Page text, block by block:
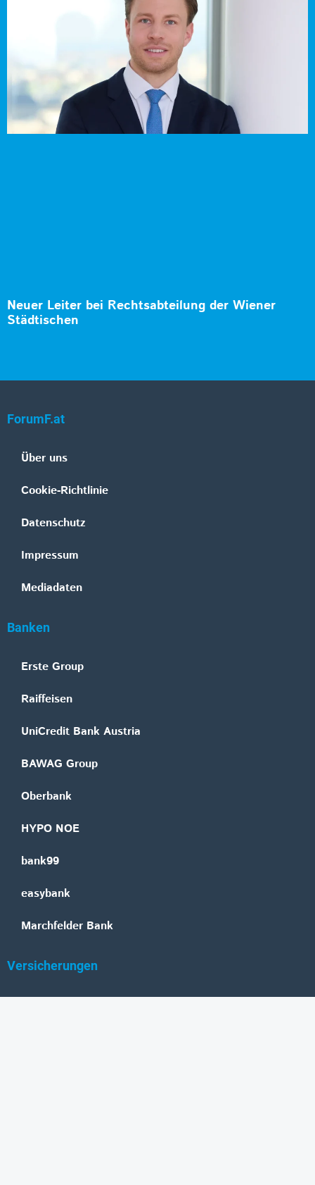
Neuer Leiter bei Rechtsabteilung der Wiener
Städtischen
ForumF.at
Über uns
Cookie-Richtlinie
Datenschutz
Impressum
Mediadaten
Banken
Erste Group
Raiffeisen
UniCredit Bank Austria
BAWAG Group
Oberbank
HYPO NOE
bank99
easybank
Marchfelder Bank
Versicherungen